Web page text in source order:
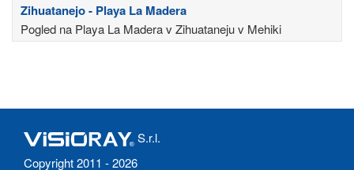
Zihuatanejo - Playa La Madera
Pogled na Playa La Madera v Zihuataneju v Mehiki
S.r.l.
Copyright 2011 - 2026